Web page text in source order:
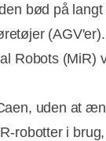
bød på
Robots (MiR)
uden at
robotter i